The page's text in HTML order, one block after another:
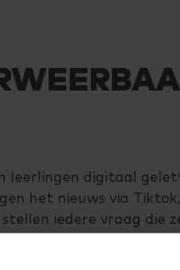
leerlingen digitaal
het nieuws via
stellen iedere vraag die
op het gebied